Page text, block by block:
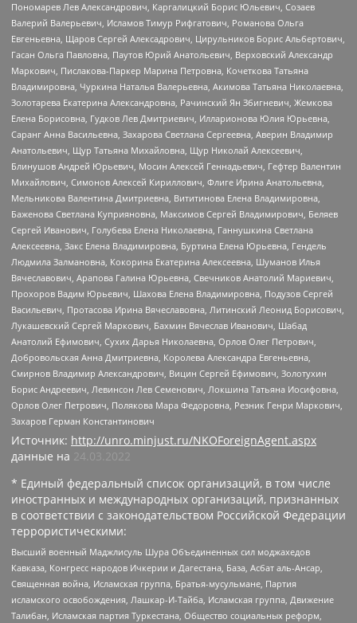
Пономарев Лев Александрович, Каргалицкий Борис Юльевич, Созаев
Валерий Валерьевич, Исламов Тимур Рифгатович, Романова Ольга
Евгеньевна, Щаров Сергей Алексадрович, Цирульников Борис Альбертович,
Гасан Ольга Павловна, Паутов Юрий Анатольевич, Верховский Александр
Маркович, Пислакова-Паркер Марина Петровна, Кочеткова Татьяна
Владимировна, Чуркина Наталья Валерьевна, Акимова Татьяна Николаевна,
Золотарева Екатерина Александровна, Рачинский Ян Збигневич, Жемкова
Елена Борисовна, Гудков Лев Дмитриевич, Илларионова Юлия Юрьевна,
Саранг Анна Васильевна, Захарова Светлана Сергеевна, Аверин Владимир
Анатольевич, Щур Татьяна Михайловна, Щур Николай Алексеевич,
Блинушов Андрей Юрьевич, Мосин Алексей Геннадьевич, Гефтер Валентин
Михайлович, Симонов Алексей Кириллович, Флиге Ирина Анатольевна,
Мельникова Валентина Дмитриевна, Вититинова Елена Владимировна,
Баженова Светлана Куприяновна, Максимов Сергей Владимирович, Беляев
Сергей Иванович, Голубева Елена Николаевна, Ганнушкина Светлана
Алексеевна, Закс Елена Владимировна, Буртина Елена Юрьевна, Гендель
Людмила Залмановна, Кокорина Екатерина Алексеевна, Шуманов Илья
Вячеславович, Арапова Галина Юрьевна, Свечников Анатолий Мариевич,
Прохоров Вадим Юрьевич, Шахова Елена Владимировна, Подузов Сергей
Васильевич, Протасова Ирина Вячеславовна, Литинский Леонид Борисович,
Лукашевский Сергей Маркович, Бахмин Вячеслав Иванович, Шабад
Анатолий Ефимович, Сухих Дарья Николаевна, Орлов Олег Петрович,
Добровольская Анна Дмитриевна, Королева Александра Евгеньевна,
Смирнов Владимир Александрович, Вицин Сергей Ефимович, Золотухин
Борис Андреевич, Левинсон Лев Семенович, Локшина Татьяна Иосифовна,
Орлов Олег Петрович, Полякова Мара Федоровна, Резник Генри Маркович,
Захаров Герман Константинович
Источник: http://unro.minjust.ru/NKOForeignAgent.aspx
данные на 24.03.2022
* Единый федеральный список организаций, в том числе
иностранных и международных организаций, признанных
в соответствии с законодательством Российской Федерации
террористическими:
Высший военный Маджлисуль Шура Объединенных сил моджахедов
Кавказа, Конгресс народов Ичкерии и Дагестана, База, Асбат аль-Ансар,
Священная война, Исламская группа, Братья-мусульмане, Партия
исламского освобождения, Лашкар-И-Тайба, Исламская группа, Движение
Талибан, Исламская партия Туркестана, Общество социальных реформ,